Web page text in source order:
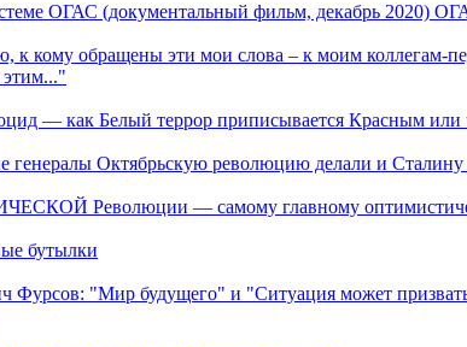
ОГАС (документальный фильм, декабрь 2020)
к кому обращены эти мои слова – к моим коллегам-
этим..."
— как Белый террор приписывается Красным
Октябрьскую революцию делали и
Революции — самому главному
бутылки
Фурсов: "Мир будущего" и "Cитуация может